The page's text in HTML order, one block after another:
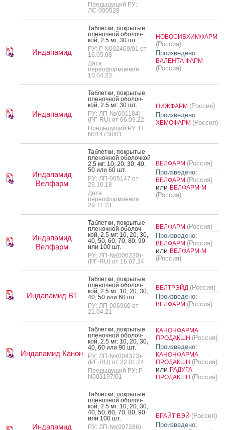
Предыдущий РУ:
ЛС-000528
Индапамид
Таб­летки, пок­ры­тые
пле­ноч­ной обо­лоч­
кой, 2.5 мг: 30 шт.
РУ: Р N002469/01 от
16.05.08
Дата
переоформления:
10.04.23
НОВОСИБХИМФАРМ
(Россия)
Произведено:
ВАЛЕНТА ФАРМ
(Россия)
Индапамид
Таб­летки, пок­ры­тые
пле­ноч­ной обо­лоч­
кой, 2.5 мг: 30 шт.
РУ: ЛП-№(001184)-
(РГ-RU) от 06.09.22
Предыдущий РУ: П
N014730/01
НИЖФАРМ (Россия)
Произведено:
ХЕМОФАРМ (Россия)
Индапамид
Велфарм
Таб­летки, пок­ры­тые
пле­ноч­ной обо­лоч­кой
2.5 мг: 10, 20, 30, 40,
50 или 60 шт.
РУ: ЛП-005147 от
29.10.18
Дата
переоформления:
29.11.23
ВЕЛФАРМ (Россия)
Произведено:
ВЕЛФАРМ (Россия)
или ВЕЛФАРМ-М
(Россия)
Индапамид
Велфарм
Таб­летки, пок­ры­тые
пле­ноч­ной обо­лоч­
кой, 2.5 мг: 10, 20, 30,
40, 50, 60, 70, 80, 90
или 100 шт.
РУ: ЛП-№(006230)-
(РГ-RU) от 16.07.24
ВЕЛФАРМ (Россия)
Произведено:
ВЕЛФАРМ (Россия)
или ВЕЛФАРМ-М
(Россия)
Индапамид ВТ
Таб­летки, пок­ры­тые
пле­ноч­ной обо­лоч­
кой, 2.5 мг: 10, 20, 30,
40, 50 или 60 шт.
РУ: ЛП-006960 от
21.04.21
ВЕЛТРЭЙД (Россия)
Произведено:
ВЕЛФАРМ (Россия)
Индапамид Канон
Таб­летки, пок­ры­тые
пле­ноч­ной обо­лоч­
кой, 2.5 мг: 10, 20, 30,
40, 60 или 90 шт.
РУ: ЛП-№(004373)-
(РГ-RU) от 22.01.24
Предыдущий РУ: Р
N003197/01
КАНОНФАРМА
ПРОДАКШН (Россия)
Произведено:
КАНОНФАРМА
ПРОДАКШН (Россия)
или РАДУГА
ПРОДАКШН (Россия)
Индапамид
Таб­летки, пок­ры­тые
пле­ноч­ной обо­лоч­
кой, 2.5 мг: 10, 20, 30,
40, 50, 60, 70, 80, 90
или 100 шт.
РУ: ЛП-№(007286)-
БРАЙТ ВЭЙ (Россия)
Произведено: